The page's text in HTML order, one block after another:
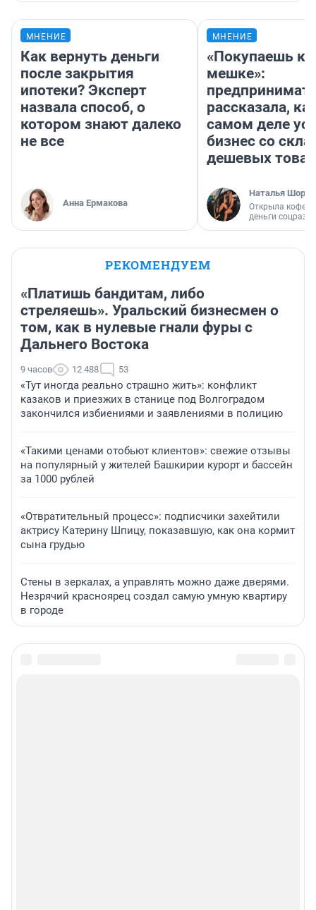
МНЕНИЕ
Как вернуть деньги
после закрытия
ипотеки? Эксперт
назвала способ, о
котором знают далеко
не все
Анна Ермакова
МНЕНИЕ
«Покупаешь
мешке»:
рассказала,
самом деле
бизнес со
дешевых
Наталья
Открыла
деньги
РЕКОМЕНДУЕМ
«Платишь бандитам, либо
стреляешь». Уральский бизнесмен о
том, как в нулевые гнали фуры с
Дальнего Востока
9 часов 12 488 53
«Тут иногда реально страшно жить»: конфликт
казаков и приезжих в станице под Волгоградом
закончился избиениями и заявлениями в полицию
«Такими ценами отобьют клиентов»: свежие отзывы
на популярный у жителей Башкирии курорт и бассейн
за 1000 рублей
«Отвратительный процесс»: подписчики захейтили
актрису Катерину Шпицу, показавшую, как она кормит
сына грудью
Стены в зеркалах, а управлять можно даже дверями.
Незрячий красноярец создал самую умную квартиру
в городе